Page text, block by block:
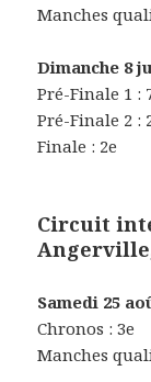
Manches
Dimanche 8
Pré-Finale 1 :
Pré-Finale 2 :
Finale : 2e
Circuit
Samedi 25
Chronos : 3e
Manches